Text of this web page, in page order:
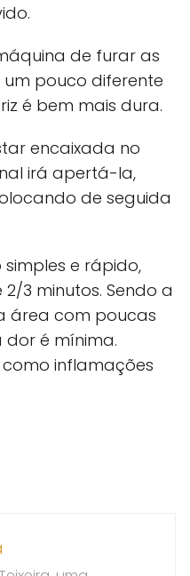
de furar as
pouco diferente
é bem mais dura.
encaixada no
irá apertá-la,
de seguida
e rápido,
3 minutos. Sendo a
área com poucas
dor é mínima.
inflamações